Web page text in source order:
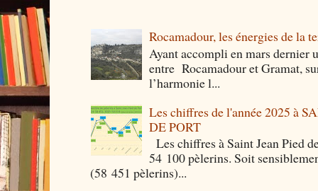
Rocamadour, les énergies de la
Ayant accompli en mars dernier
entre Rocamadour et Gramat,
l’harmonie l...
Les chiffres de l'année 2025 à
DE PORT
Les chiffres à Saint Jean Pied
54 100 pèlerins. Soit
(58 451 pèlerins)...